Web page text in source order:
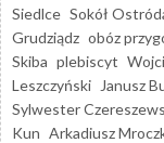
Siedlce Sokół
Grudziądz obóz
Skiba plebiscyt
Leszczyński
Janusz
Sylwester
Kun Arkadiusz